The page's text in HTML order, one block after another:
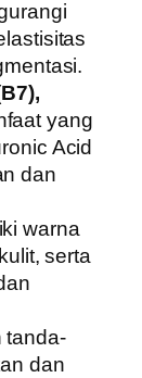
yang
Acid
dan
warna
serta
tanda-
dan